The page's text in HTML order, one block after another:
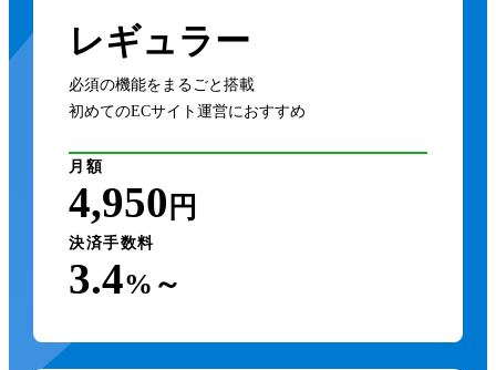
レギュラー
必須の機能をまるごと搭載
初めてのECサイト運営におすすめ
月額
4,950 円
決済手数料
3.4%～